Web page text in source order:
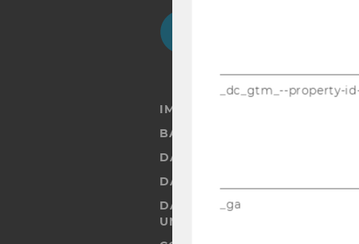
IMPRESSUM
DATENSCHUTZERKLÄRUNG
DATENSCHUTZERKLÄRUNG
DATENSCHUTZERKLÄRUNG
UND STUDIERENDE
_dc_gtm_--property-
_ga